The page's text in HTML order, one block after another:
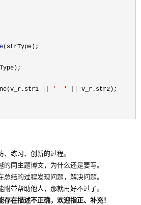
' '
v_r.str2);
练习、创新的过程。
同主题博文，为什么还是要写。
结的过程发现问题，解决问题。
带帮助他人，那就再好不过了。
在描述不正确，欢迎指正、补充！